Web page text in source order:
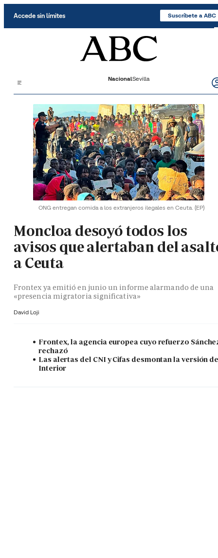
Accede sin límites Suscríbete a ABC
NacionalSevilla
ONG entregan comida a los extranjeros ilegales en Ceuta. (EP)
Moncloa desoyó todos los
avisos que alertaban del
a Ceuta
Frontex ya emitió en junio un informe alarmando de una
«presencia migratoria significativa»
David Loji
Frontex, la agencia europea cuyo refuerzo
rechazó
Las alertas del CNI y Cifas desmontan la versión
Interior